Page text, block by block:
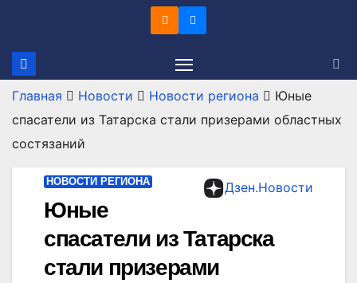
содержимому
Главная Новости Новости региона
Юные
спасатели из Татарска стали призерами областных
состязаний
Дзен.Новости
НОВОСТИ РЕГИОНА
Юные
спасатели из Татарска
стали призерами